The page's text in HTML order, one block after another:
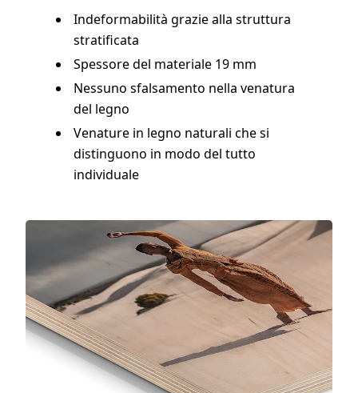
Indeformabilità grazie alla struttura
stratificata
Spessore del materiale 19 mm
Nessuno sfalsamento nella venatura
del legno
Venature in legno naturali che si
distinguono in modo del tutto
individuale